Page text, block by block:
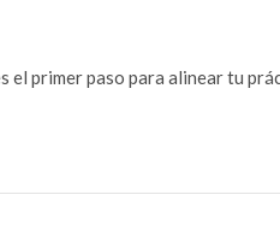
el primer paso para alinear tu